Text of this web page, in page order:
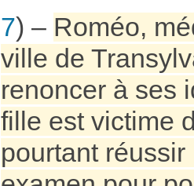
7) – Roméo,
ville de
renoncer à ses
fille est victime
pourtant